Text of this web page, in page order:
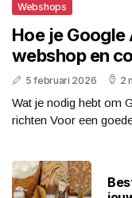
Webshops
Hoe je
webshop en
5 februari 2026 2
Wat je nodig hebt om
richten Voor een